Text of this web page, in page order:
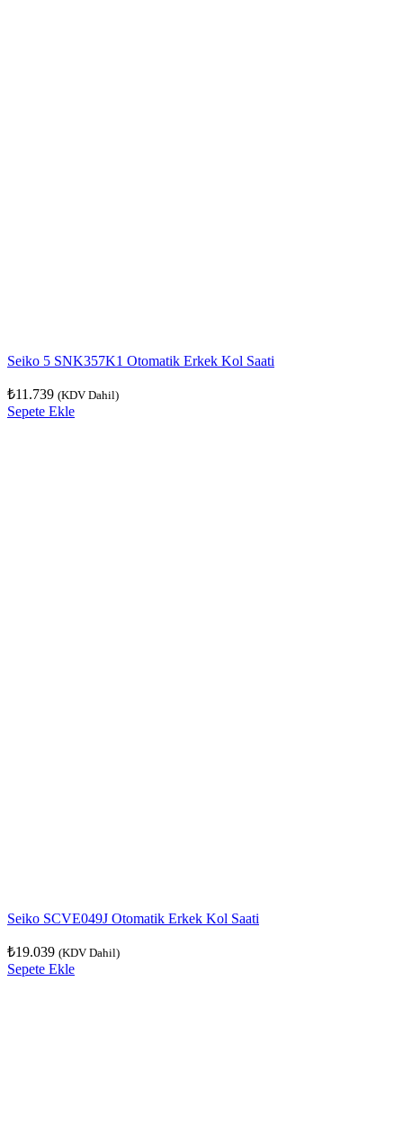
Seiko 5 SNK357K1 Otomatik Erkek Kol Saati
₺11.739 (KDV Dahil)
Sepete Ekle
Seiko SCVE049J Otomatik Erkek Kol Saati
₺19.039 (KDV Dahil)
Sepete Ekle